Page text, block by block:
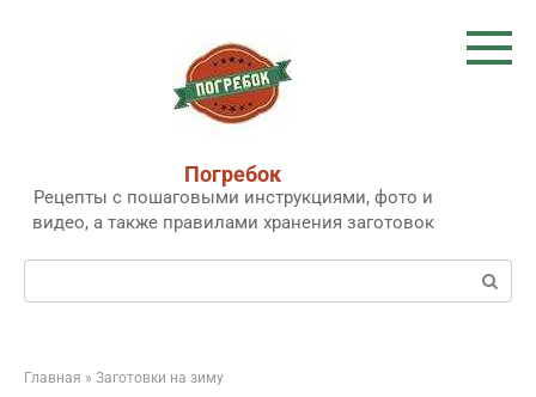
Погребок
Рецепты с пошаговыми инструкциями, фото и
видео, а также правилами хранения заготовок
Поиск:
Главная » Заготовки на зиму